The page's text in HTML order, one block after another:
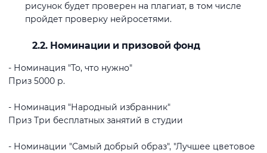
рисунок будет проверен на плагиат, в том числе
пройдет проверку нейросетями.
2.2. Номинации и призовой фонд
- Номинация "То, что нужно"
Приз 5000 р.
- Номинация "Народный избранник"
Приз Три бесплатных занятий в студии
- Номинации "Самый добрый образ", "Лучшее цветовое